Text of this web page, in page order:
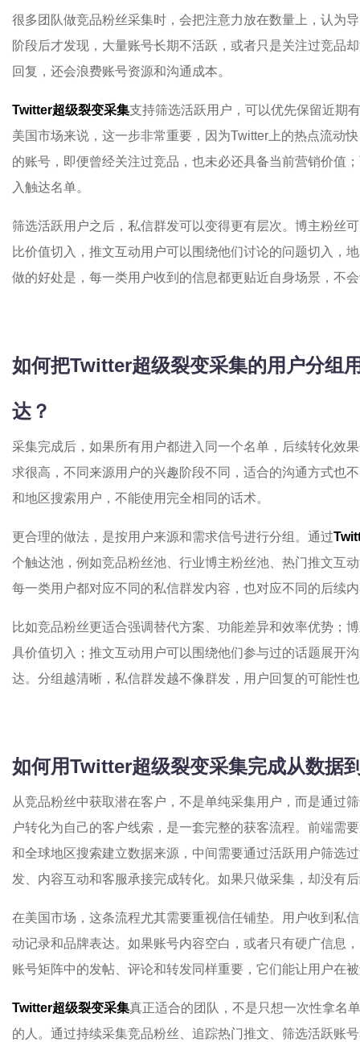
很多团队做竞品粉丝采集时，会把注意力放在数量上，认为
阶段后才发现，大量账号长期不活跃，或者只是关注过竞品
回复，还会浪费账号资源和沟通成本。
Twitter超级裂变采集支持筛选活跃用户，可以优先保留近期
美国市场来说，这一步非常重要，因为Twitter上的热点流动
的账号，即便曾经关注过竞品，也未必还具备当前营销价值
入触达名单。
筛选活跃用户之后，私信群发可以变得更有层次。博主粉丝
比价值切入，推文互动用户可以围绕他们讨论的问题切入，
做的好处是，每一类用户收到的信息都更贴近自身场景，不
如何把Twitter超级裂变采集的用户分组
达？
采集完成后，如果所有用户都进入同一个名单，后续转化效
求很高，不同来源用户的兴趣阶段不同，适合的沟通方式也
和地区搜索用户，不能使用完全相同的话术。
更合理的做法，是按用户来源和需求信号进行分组。通过
个触达池，例如竞品粉丝池、行业博主粉丝池、热门推文互
每一类用户都对应不同的私信群发内容，也对应不同的后续
比如竞品粉丝更适合强调替代方案、功能差异和效率优势；
具价值切入；推文互动用户可以围绕他们参与过的话题展开
达。分组越清晰，私信群发越不像群发，用户回复的可能性
如何用Twitter超级裂变采集完成从数据
从竞品粉丝中获取潜在客户，不是单纯采集用户，而是通过
户转化为自己的客户线索，是一套完整的获客流程。前端需
和全球地区搜索建立数据来源，中间需要通过活跃用户筛选
发、内容互动和客服承接完成转化。如果只做采集，却没有
在美国市场，这条流程尤其需要重视信任铺垫。用户收到私
动记录和品牌表达。如果账号内容空白，或者只有硬广信息
账号矩阵中的发帖、评论和转发同样重要，它们能让用户在
Twitter超级裂变采集真正适合的团队，不是只想一次性拿名
的人。通过持续采集竞品粉丝、追踪热门推文、筛选活跃账